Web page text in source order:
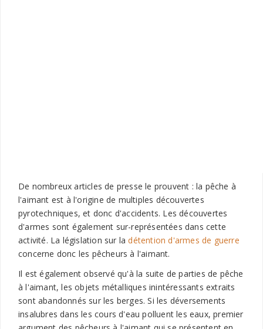
De nombreux articles de presse le prouvent : la pêche à
l'aimant est à l'origine de multiples découvertes
pyrotechniques, et donc d'accidents. Les découvertes
d'armes sont également sur-représentées dans cette
activité. La législation sur ladétention d'armes de guerre
concerne donc les pêcheurs à l'aimant.
Il est également observé qu'à la suite de parties de pêche
à l'aimant, les objets métalliques inintéressants extraits
sont abandonnés sur les berges. Si les déversements
insalubres dans les cours d'eau polluent les eaux, premier